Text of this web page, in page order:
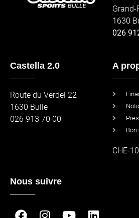
Grand-
1630
026
Castella 2.0
Route du Verdel 22
1630 Bulle
026 913 70 00
A
Bon
CHE-
Nous suivre